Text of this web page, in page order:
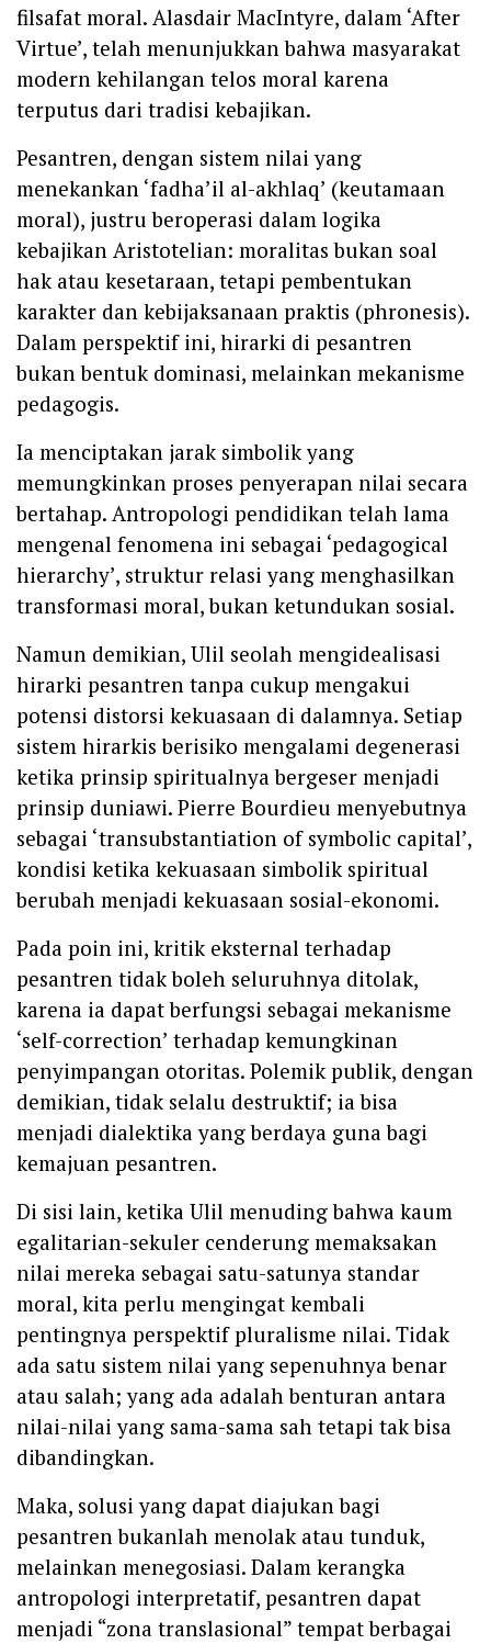
filsafat moral. Alasdair MacIntyre, dalam ‘After
Virtue’, telah menunjukkan bahwa masyarakat
modern kehilangan telos moral karena
terputus dari tradisi kebajikan.
Pesantren, dengan sistem nilai yang
menekankan ‘fadha’il al-akhlaq’ (keutamaan
moral), justru beroperasi dalam logika
kebajikan Aristotelian: moralitas bukan soal
hak atau kesetaraan, tetapi pembentukan
karakter dan kebijaksanaan praktis (phronesis).
Dalam perspektif ini, hirarki di pesantren
bukan bentuk dominasi, melainkan mekanisme
pedagogis.
Ia menciptakan jarak simbolik yang
memungkinkan proses penyerapan nilai secara
bertahap. Antropologi pendidikan telah lama
mengenal fenomena ini sebagai ‘pedagogical
hierarchy’, struktur relasi yang menghasilkan
transformasi moral, bukan ketundukan sosial.
Namun demikian, Ulil seolah mengidealisasi
hirarki pesantren tanpa cukup mengakui
potensi distorsi kekuasaan di dalamnya. Setiap
sistem hirarkis berisiko mengalami degenerasi
ketika prinsip spiritualnya bergeser menjadi
prinsip duniawi. Pierre Bourdieu menyebutnya
sebagai ‘transubstantiation of symbolic capital’,
kondisi ketika kekuasaan simbolik spiritual
berubah menjadi kekuasaan sosial-ekonomi.
Pada poin ini, kritik eksternal terhadap
pesantren tidak boleh seluruhnya ditolak,
karena ia dapat berfungsi sebagai mekanisme
‘self-correction’ terhadap kemungkinan
penyimpangan otoritas. Polemik publik, dengan
demikian, tidak selalu destruktif; ia bisa
menjadi dialektika yang berdaya guna bagi
kemajuan pesantren.
Di sisi lain, ketika Ulil menuding bahwa kaum
egalitarian-sekuler cenderung memaksakan
nilai mereka sebagai satu-satunya standar
moral, kita perlu mengingat kembali
pentingnya perspektif pluralisme nilai. Tidak
ada satu sistem nilai yang sepenuhnya benar
atau salah; yang ada adalah benturan antara
nilai-nilai yang sama-sama sah tetapi tak bisa
dibandingkan.
Maka, solusi yang dapat diajukan bagi
pesantren bukanlah menolak atau tunduk,
melainkan menegosiasi. Dalam kerangka
antropologi interpretatif, pesantren dapat
menjadi “zona translasional” tempat berbagai